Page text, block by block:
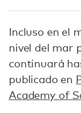
Incluso en el
nivel del mar
continuará
publicado en
Academy of